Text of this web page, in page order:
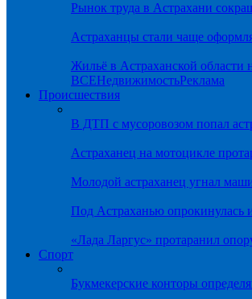
Рынок труда в Астрахани
Астраханцы стали чаще
Жильё в Астраханской области
ВСЕНедвижимостьРеклама
Происшествия
В ДТП с мусоровозом попал
Астраханец на мотоцикле
Молодой астраханец угнал
Под Астраханью опрокинулась
«Лада Ларгус» протаранил
Спорт
Букмекерские конторы